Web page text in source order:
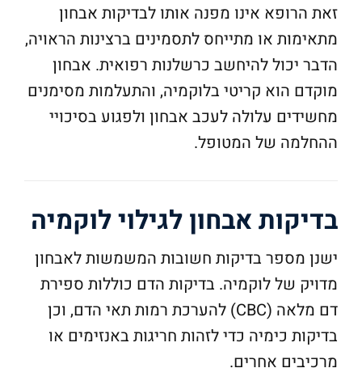
זאת הרופא אינו מפנה אותו לבדיקות אבחון
מתאימות או מתייחס לתסמינים ברצינות הראויה,
הדבר יכול להיחשב כרשלנות רפואית. אבחון
מוקדם הוא קריטי בלוקמיה, והתעלמות מסימנים
מחשידים עלולה לעכב אבחון ולפגוע בסיכויי
ההחלמה של המטופל.
בדיקות אבחון לגילוי לוקמיה
ישנן מספר בדיקות חשובות המשמשות לאבחון
מדויק של לוקמיה. בדיקות הדם כוללות ספירת
דם מלאה (CBC) להערכת רמות תאי הדם, וכן
בדיקות כימיה כדי לזהות חריגות באנזימים או
מרכיבים אחרים.